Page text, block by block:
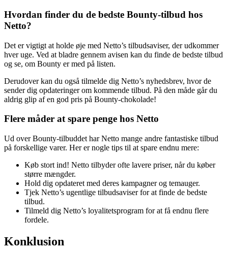
Hvordan finder du de bedste Bounty-tilbud hos
Netto?
Det er vigtigt at holde øje med Netto’s tilbudsaviser, der udkommer
hver uge. Ved at bladre gennem avisen kan du finde de bedste tilbud
og se, om Bounty er med på listen.
Derudover kan du også tilmelde dig Netto’s nyhedsbrev, hvor de
sender dig opdateringer om kommende tilbud. På den måde går du
aldrig glip af en god pris på Bounty-chokolade!
Flere måder at spare penge hos Netto
Ud over Bounty-tilbuddet har Netto mange andre fantastiske tilbud
på forskellige varer. Her er nogle tips til at spare endnu mere:
Køb stort ind! Netto tilbyder ofte lavere priser, når du køber
større mængder.
Hold dig opdateret med deres kampagner og temauger.
Tjek Netto’s ugentlige tilbudsaviser for at finde de bedste
tilbud.
Tilmeld dig Netto’s loyalitetsprogram for at få endnu flere
fordele.
Konklusion